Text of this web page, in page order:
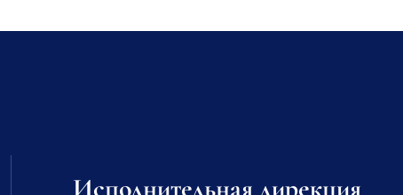
Исполнительная дирекция